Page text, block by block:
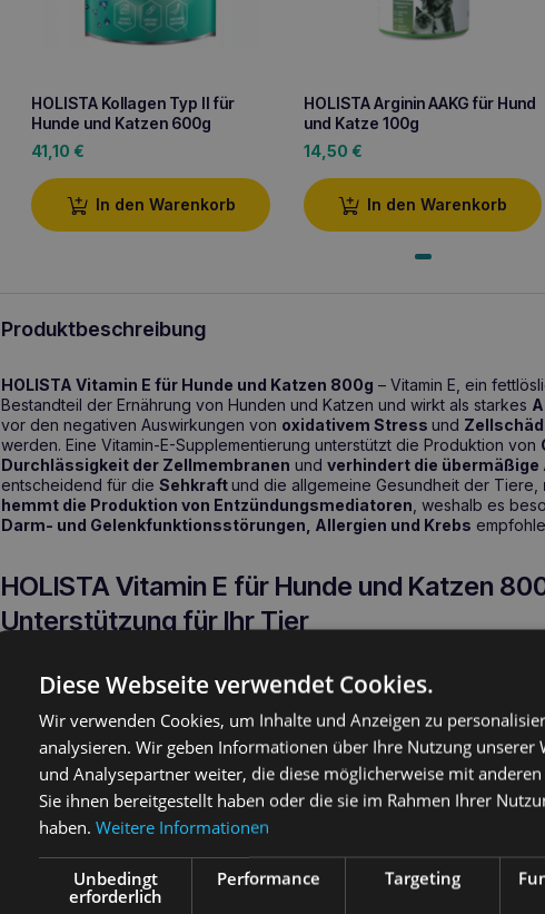
HOLISTA Kollagen Typ II für
Hunde und Katzen 600g
41,10 €
In den Warenkorb
HOLISTA Arginin AAKG für Hund
und Katze 100g
14,50 €
In den Warenkorb
Produktbeschreibung
HOLISTA Vitamin E für Hunde und Katzen 800g – Vitamin E, ein
Bestandteil der Ernährung von Hunden und Katzen und wirkt als starkes
vor den negativen Auswirkungen von oxidativem Stress und
werden. Eine Vitamin-E-Supplementierung unterstützt die Produktion von
Durchlässigkeit der Zellmembranen und verhindert die
entscheidend für die Sehkraftund die allgemeine Gesundheit der Tiere,
hemmt die Produktion von Entzündungsmediatoren , weshalb es
Darm- und Gelenkfunktionsstörungen, Allergien und Krebs
HOLISTA Vitamin E für Hunde und Katzen
Unterstützung für Ihr Tier
Unterstützung von Tieren mit Hautproblemen wieatopischer Dermatitis
Bewegungsapparates. HOLISTA Vitamin E für Hunde und Katzen
Senioren, um deren Alltagstüchtigkeit zu erhalten.
Die wichtigsten Vorteile für die Gesundheit
Unterstützung bei der Produktion von Antikoagulantien und
Verhinderung einer übermäßigen Thrombozytenaggregation
Diese Webseite verwendet Cookies.
Wir verwenden Cookies, um Inhalte und Anzeigen zu
analysieren. Wir geben Informationen über Ihre Nutzung unserer
und Analysepartner weiter, die diese möglicherweise mit
Sie ihnen bereitgestellt haben oder die sie im Rahmen Ihrer
haben. Weitere Informationen
Unbedingt
erforderlich
Performance Targeting